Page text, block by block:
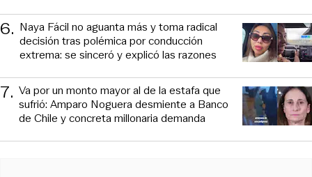
6. Naya Fácil no aguanta más y toma radical
decisión tras polémica por conducción
extrema: se sinceró y explicó las razones
7. Va por un monto mayor al de la estafa que
sufrió: Amparo Noguera desmiente a Banco
de Chile y concreta millonaria demanda